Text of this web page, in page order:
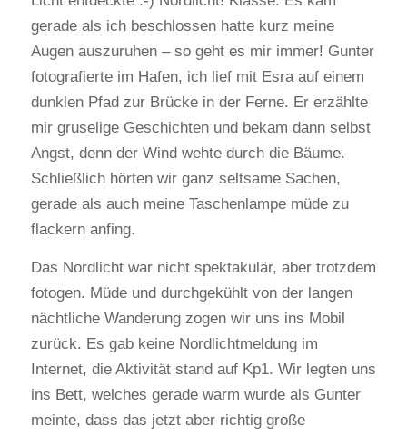
gerade als ich beschlossen hatte kurz meine
Augen auszuruhen – so geht es mir immer! Gunter
fotografierte im Hafen, ich lief mit Esra auf einem
dunklen Pfad zur Brücke in der Ferne. Er erzählte
mir gruselige Geschichten und bekam dann selbst
Angst, denn der Wind wehte durch die Bäume.
Schließlich hörten wir ganz seltsame Sachen,
gerade als auch meine Taschenlampe müde zu
flackern anfing.
Das Nordlicht war nicht spektakulär, aber trotzdem
fotogen. Müde und durchgekühlt von der langen
nächtliche Wanderung zogen wir uns ins Mobil
zurück. Es gab keine Nordlichtmeldung im
Internet, die Aktivität stand auf Kp1. Wir legten uns
ins Bett, welches gerade warm wurde als Gunter
meinte, dass das jetzt aber richtig große